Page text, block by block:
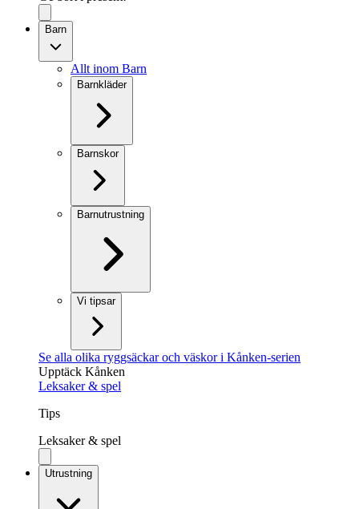
Barn
Allt inom Barn
Barnkläder
Barnskor
Barnutrustning
Vi tipsar
Se alla olika ryggsäckar och väskor i Kånken-serien
Upptäck Kånken
Leksaker & spel
Tips
Leksaker & spel
Utrustning